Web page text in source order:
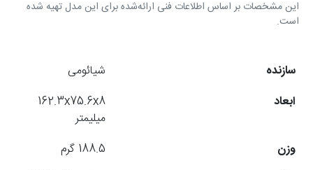
این مشخصات بر اساس اطلاعات فنی ارائه‌شده برای این مدل تهیه شده
است.
سازنده
شیائومی
ابعاد
162.3x75.6x8
میلیمتر
وزن
188.5 گرم